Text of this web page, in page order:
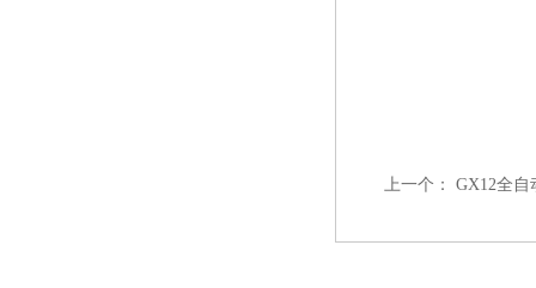
上一个： GX12全自